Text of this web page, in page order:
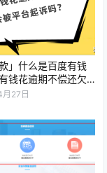
款」什么是百度有钱
钱花逾期不偿还欠
果和影响）
27日